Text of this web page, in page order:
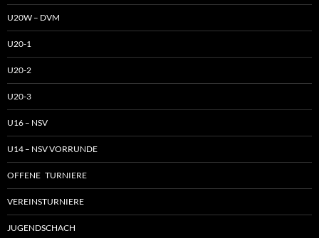
U20W – DVM
U20-1
U20-2
U20-3
U16 – NSV
U14 – NSV VORRUNDE
OFFENE TURNIERE
VEREINSTURNIERE
JUGENDSCHACH